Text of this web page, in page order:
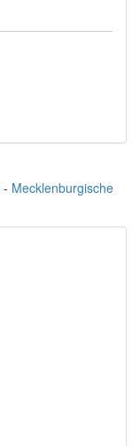
- Mecklenburgische